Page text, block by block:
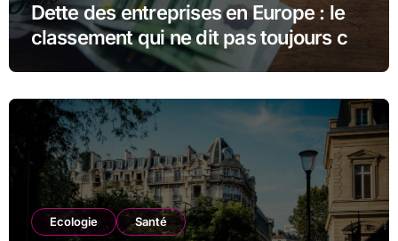
Dette des entreprises en Europe : le
classement qui ne dit pas toujours ce
qu’il semble dire
Ecologie Santé